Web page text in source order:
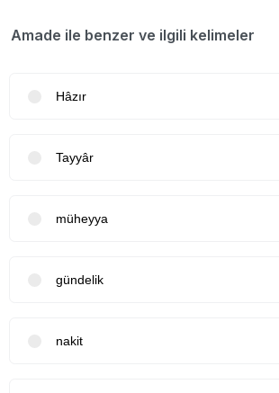
Amade ile benzer ve ilgili kelimeler
Hâzır
Tayyâr
müheyya
gündelik
nakit